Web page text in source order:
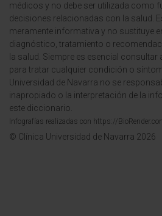
médicos y no debe ser utilizada como
decisiones relacionadas con la salud.
meramente informativa y no sustituye
diagnóstico, tratamiento o
la salud. Siempre es esencial
para tratar cualquier condición o
Universidad de Navarra no se
inapropiado o la interpretación de la
este diccionario.
Infografías realizadas con https://
© Clínica Universidad de Navarra 2026